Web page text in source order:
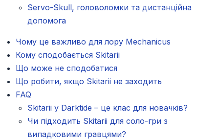
Servo-Skull, головоломки та дистанційна
допомога
Чому це важливо для лору Mechanicus
Кому сподобається Skitarii
Що може не сподобатися
Що робити, якщо Skitarii не заходить
FAQ
Skitarii у Darktide – це клас для новачків?
Чи підходить Skitarii для соло-гри з
випадковими гравцями?